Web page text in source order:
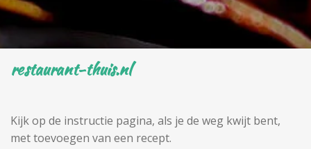
restaurant-thuis.nl
Kijk op de instructie pagina, als je de weg kwijt bent,
met toevoegen van een recept.